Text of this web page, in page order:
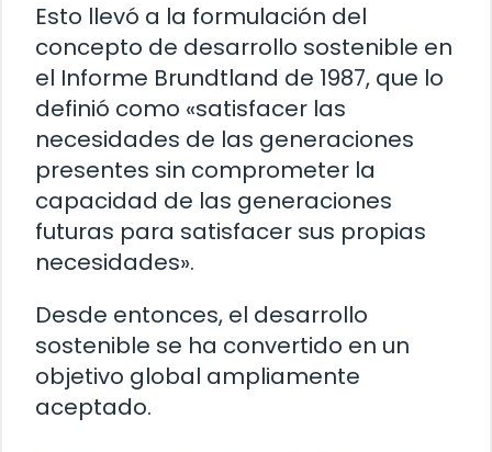
Esto llevó a la formulación del
concepto de desarrollo sostenible en
el Informe Brundtland de 1987, que lo
definió como «satisfacer las
necesidades de las generaciones
presentes sin comprometer la
capacidad de las generaciones
futuras para satisfacer sus propias
necesidades».
Desde entonces, el desarrollo
sostenible se ha convertido en un
objetivo global ampliamente
aceptado.